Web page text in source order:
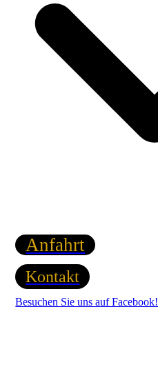
Anfahrt
Kontakt
Besuchen Sie uns auf Facebook!